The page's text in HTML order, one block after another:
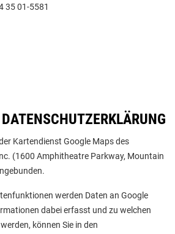
35 01-5581
Kartendienst Google Maps des
(1600 Amphitheatre Parkway, Mountain
werden Daten an Google
dabei erfasst und zu welchen
können Sie in den